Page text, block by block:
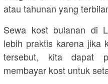
atau tahunan yang
Sewa kost bulanan di
lebih praktis karena jika
tersebut, kita dapat
membayar kost untuk